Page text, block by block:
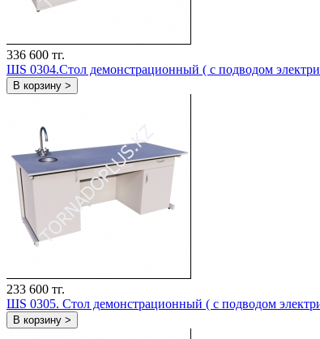
336 600 тг.
ШS 0304.Стол демонстрационный ( с подводом
В корзину >
233 600 тг.
ШS 0305. Стол демонстрационный ( с подводом
В корзину >